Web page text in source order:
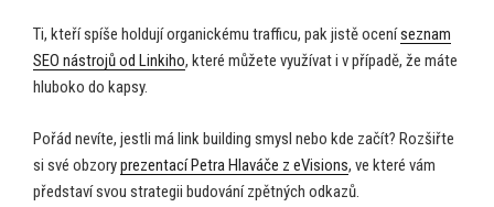
Ti, kteří spíše holdují organickému trafficu, pak jistě oceníseznam
SEO nástrojů od Linkiho, které můžete využívat i v případě, že máte
hluboko do kapsy.
Pořád nevíte, jestli má link building smysl nebo kde začít? Rozšiřte
si své obzoryprezentací Petra Hlaváče z eVisions, ve které vám
představí svou strategii budování zpětných odkazů.